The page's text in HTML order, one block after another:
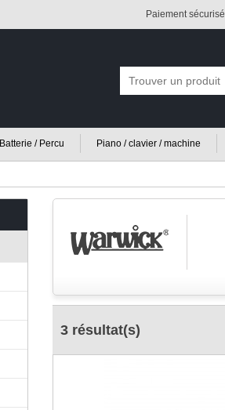
Paiement sécurisé
Batterie / Percu Piano / clavier / machine
3 résultat(s)